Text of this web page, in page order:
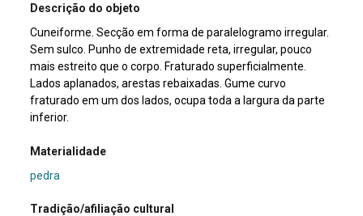
Descrição do objeto
Cuneiforme. Secção em forma de paralelogramo irregular.
Sem sulco. Punho de extremidade reta, irregular, pouco
mais estreito que o corpo. Fraturado superficialmente.
Lados aplanados, arestas rebaixadas. Gume curvo
fraturado em um dos lados, ocupa toda a largura da parte
inferior.
Materialidade
pedra
Tradição/afiliação cultural